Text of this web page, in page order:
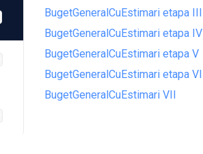
BugetGeneralCuEstimari etapa III
BugetGeneralCuEstimari etapa IV
BugetGeneralCuEstimari etapa V
BugetGeneralCuEstimari etapa VI
BugetGeneralCuEstimari VII